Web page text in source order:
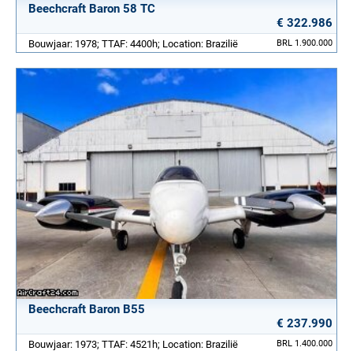
Beechcraft Baron 58 TC
€ 322.986
BRL 1.900.000
Bouwjaar: 1978; TTAF: 4400h; Location: Brazilië
Beechcraft Baron B55
€ 237.990
BRL 1.400.000
Bouwjaar: 1973; TTAF: 4521h; Location: Brazilië